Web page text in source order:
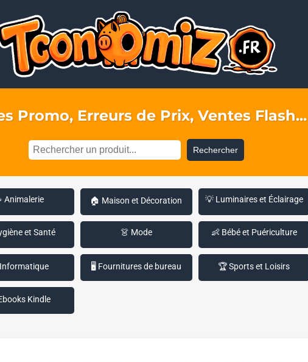
Promo, Erreurs de Prix, Ventes Flash...
Rechercher
Animalerie 🏠 Maison et Décoration 💡 Luminaires et Éclairage
et Santé 👗 Mode 👶 Bébé et Puériculture
🖥️ Fournitures de bureau 🏆 Sports et Loisirs
Kindle